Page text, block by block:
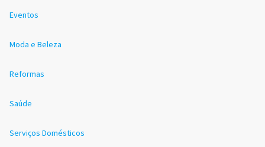
Eventos
Moda e Beleza
Reformas
Saúde
Serviços Domésticos